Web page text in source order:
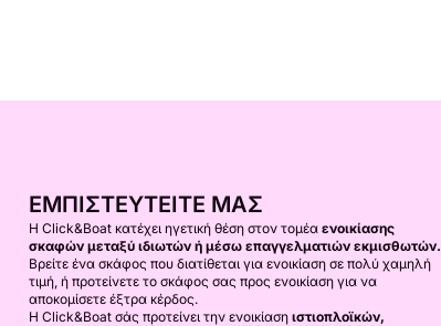
ΕΜΠΙΣΤΕΥΤΕΊΤΕ ΜΑΣ
Η Click&Boat κατέχει ηγετική θέση στον τομέα ενοικίασης
σκαφών μεταξύ ιδιωτών ή μέσω επαγγελματιών εκμισθωτών.
Βρείτε ένα σκάφος που διατίθεται για ενοικίαση σε πολύ χαμηλή
τιμή, ή προτείνετε το σκάφος σας προς ενοικίαση για να
αποκομίσετε έξτρα κέρδος.
Η Click&Boat σάς προτείνει την ενοικίαση ιστιοπλοϊκών,